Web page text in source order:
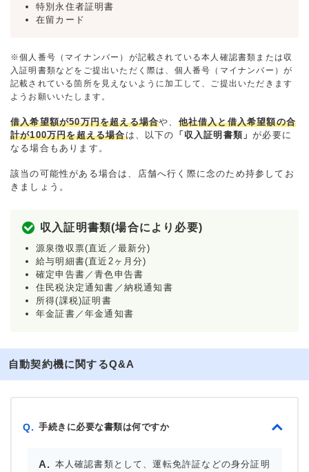
特別永住者証明書
在留カード
※個人番号（マイナンバー）が記載されている本人確認書類または収
入証明書類などをご提出いただく際は、個人番号（マイナンバー）が
記載されている箇所を見えないように加工して、ご提出いただきます
ようお願いいたします。
借入希望額が50万円を超える場合や、 他社借入と借入希望額の合
計が100万円を超える場合は、以下の 「収入証明書類」が必要に
なる場合もあります。
該当の可能性がある場合は、店舗へ行く際に念のため持参してお
きましょう。
収入証明書類(場合により必要)
源泉徴収票(直近／最新分)
給与明細書(直近2ヶ月分)
確定申告書／青色申告書
住民税決定通知書／納税通知書
所得(課税)証明書
年金証書／年金通知書
自動契約機に関するQ&A
Q. 手続きに必要な書類は何ですか
本人確認書類として、運転免許証などの身分証明